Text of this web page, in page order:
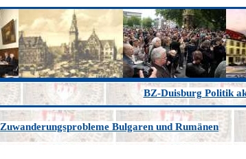
BZ-Duisburg Politik
Zuwanderungsprobleme Bulgaren und Rumänen